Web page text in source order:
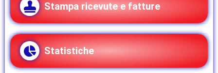
Stampa ricevute e fatture
Statistiche